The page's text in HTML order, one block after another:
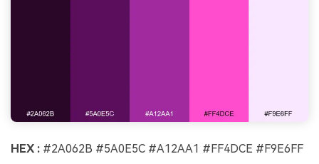
HEX : #2A062B #5A0E5C #A12AA1 #FF4DCE #F9E6FF